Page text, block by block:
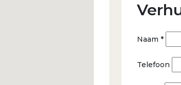
Naam *
Telefoon